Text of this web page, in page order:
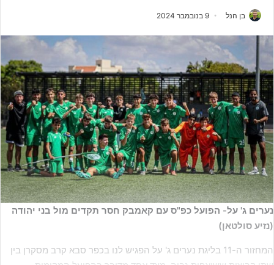
בן הנל 9 בנובמבר 2024
נערים ג' על- הפועל כפ"ס עם קאמבק חסר תקדים מול בני יהודה
(נזיע סולטאן)
המחזור ה-11 בליגת נערים ג' על הפגיש לנו בכפר סבא קרב מסקרן בין